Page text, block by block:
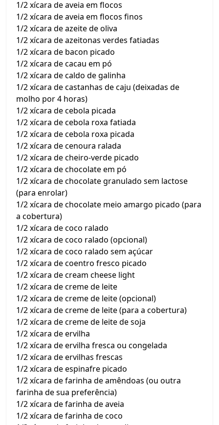
1/2 xícara de aveia em flocos
1/2 xícara de aveia em flocos finos
1/2 xícara de azeite de oliva
1/2 xícara de azeitonas verdes fatiadas
1/2 xícara de bacon picado
1/2 xícara de cacau em pó
1/2 xícara de caldo de galinha
1/2 xícara de castanhas de caju (deixadas de
molho por 4 horas)
1/2 xícara de cebola picada
1/2 xícara de cebola roxa fatiada
1/2 xícara de cebola roxa picada
1/2 xícara de cenoura ralada
1/2 xícara de cheiro-verde picado
1/2 xícara de chocolate em pó
1/2 xícara de chocolate granulado sem lactose
(para enrolar)
1/2 xícara de chocolate meio amargo picado (para
a cobertura)
1/2 xícara de coco ralado
1/2 xícara de coco ralado (opcional)
1/2 xícara de coco ralado sem açúcar
1/2 xícara de coentro fresco picado
1/2 xícara de cream cheese light
1/2 xícara de creme de leite
1/2 xícara de creme de leite (opcional)
1/2 xícara de creme de leite (para a cobertura)
1/2 xícara de creme de leite de soja
1/2 xícara de ervilha
1/2 xícara de ervilha fresca ou congelada
1/2 xícara de ervilhas frescas
1/2 xícara de espinafre picado
1/2 xícara de farinha de amêndoas (ou outra
farinha de sua preferência)
1/2 xícara de farinha de aveia
1/2 xícara de farinha de coco